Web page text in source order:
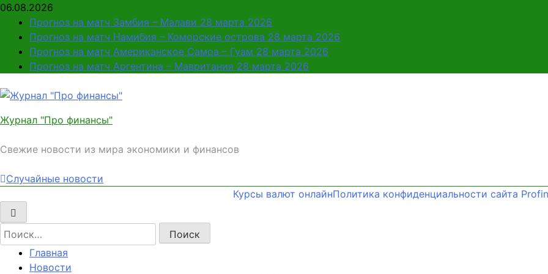
Перейти
содержимому
06.08.2026
Прогноз на матч Замбия – Малави 28 марта 2026
Прогноз на матч Намибия – Коморские острова 28 марта 2026
Прогноз на матч Американское Самоа – Гуам 28 марта 2026
Прогноз на матч Аргентина – Мавритания 28 марта 2026
Журнал "Про финансы"
Свежие новости из мира экономики и финансов
Случайные новости
Курсы валют онлайнПолитика конфиденциальности сайта
Найти:
Главная
Новости